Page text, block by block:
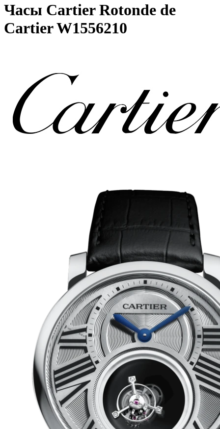
Часы Cartier Rotonde de
Cartier W1556210